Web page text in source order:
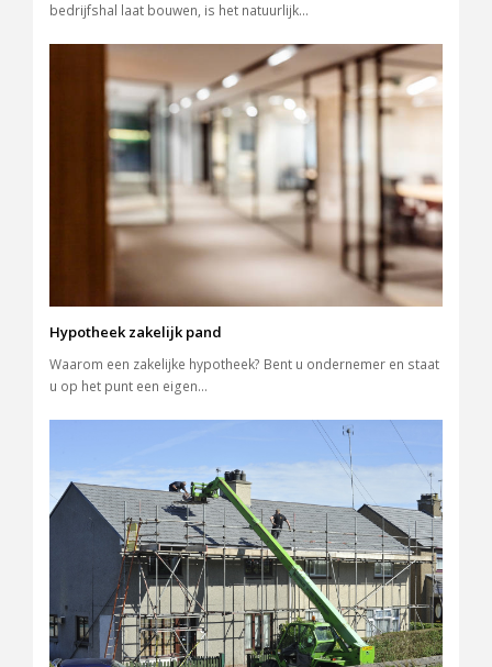
bedrijfshal laat bouwen, is het natuurlijk…
Hypotheek zakelijk pand
Waarom een zakelijke hypotheek? Bent u ondernemer en staat
u op het punt een eigen…